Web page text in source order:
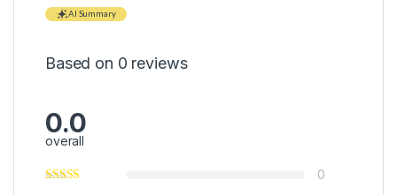
AI Summary
Based on 0 reviews
0.0
overall
0